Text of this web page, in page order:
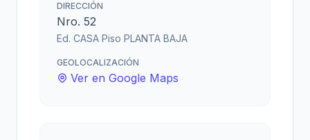
DIRECCIÓN
Nro. 52
Ed. CASA Piso PLANTA BAJA
GEOLOCALIZACIÓN
Ver en Google Maps